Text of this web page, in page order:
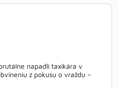
napadli taxikára v
z pokusu o vraždu –